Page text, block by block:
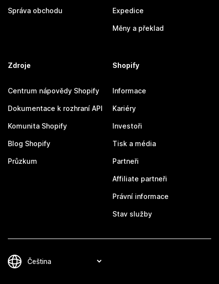
Správa obchodu Expedice
Měny a překlad
Zdroje
Centrum nápovědy Shopify
Dokumentace k rozhraní API
Komunita Shopify
Blog Shopify
Průzkum
Shopify
Informace
Kariéry
Investoři
Tisk a média
Partneři
Affiliate partneři
Právní informace
Stav služby